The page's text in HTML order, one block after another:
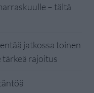
– tältä
jatkossa toinen
rajoitus